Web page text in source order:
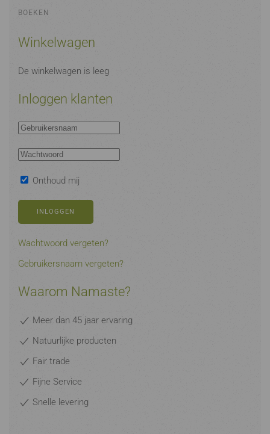
BOEKEN
Winkelwagen
De winkelwagen is leeg
Inloggen klanten
Onthoud mij
INLOGGEN
Wachtwoord vergeten?
Gebruikersnaam vergeten?
Waarom Namaste?
Meer dan 45 jaar ervaring
Natuurlijke producten
Fair trade
Fijne Service
Snelle levering